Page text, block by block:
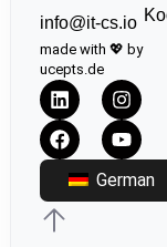
info@it-cs.io
made with 💖 by
ucepts.de
German